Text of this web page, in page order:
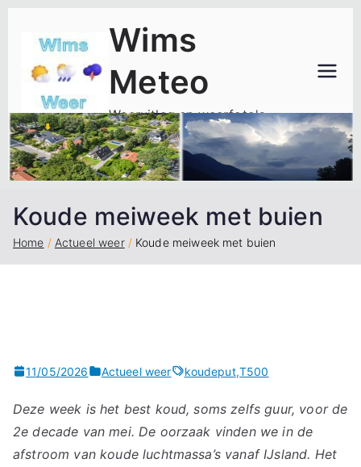
inhoud
Wims
Meteo
Weeruitleg en weerfoto's
Koude meiweek met buien
Home Actueel weer Koude meiweek met buien
11/05/2026 Actueel weer koudeput,T500
Deze week is het best koud, soms zelfs guur, voor de
2e decade van mei. De oorzaak vinden we in de
afstroom van koude luchtmassa’s vanaf IJsland. Het